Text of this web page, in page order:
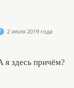
2 июля 2019 года
я здесь причём?